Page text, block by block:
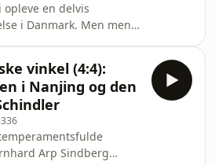
opleve en delvis
i Danmark. Men mens
i 1800-tallet så
videnskaben, at nogle
astronomer
livet på spil for at
Peter fortæller historien
i et krigshærget
vinkel (4:4):
i Nanjing og den
Arp Sindberg